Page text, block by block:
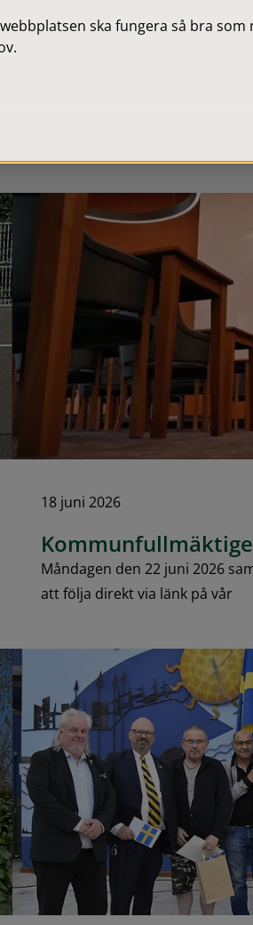
18 juni 2026
Måndagen den 22 juni 2026
att följa direkt via länk på vår
ska fungera så bra